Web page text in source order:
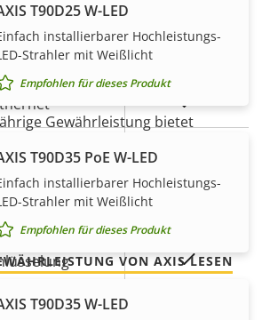
Eigentumswert
Ja
Eigentumswert
Ja
T90D25 W-LED
installierbarer Hochleistungs-
Strahler mit Weißlicht
Empfohlen für dieses Produkt
T90D35 PoE W-LED
installierbarer Hochleistungs-
Strahler mit Weißlicht
Empfohlen für dieses Produkt
T90D35 W-LED
Gewährleistung für
Gefühl
Gewährleistung bietet
Es gibt keine Überraschungen im
– was wir versprechen, ist genau
VON AXIS LESEN